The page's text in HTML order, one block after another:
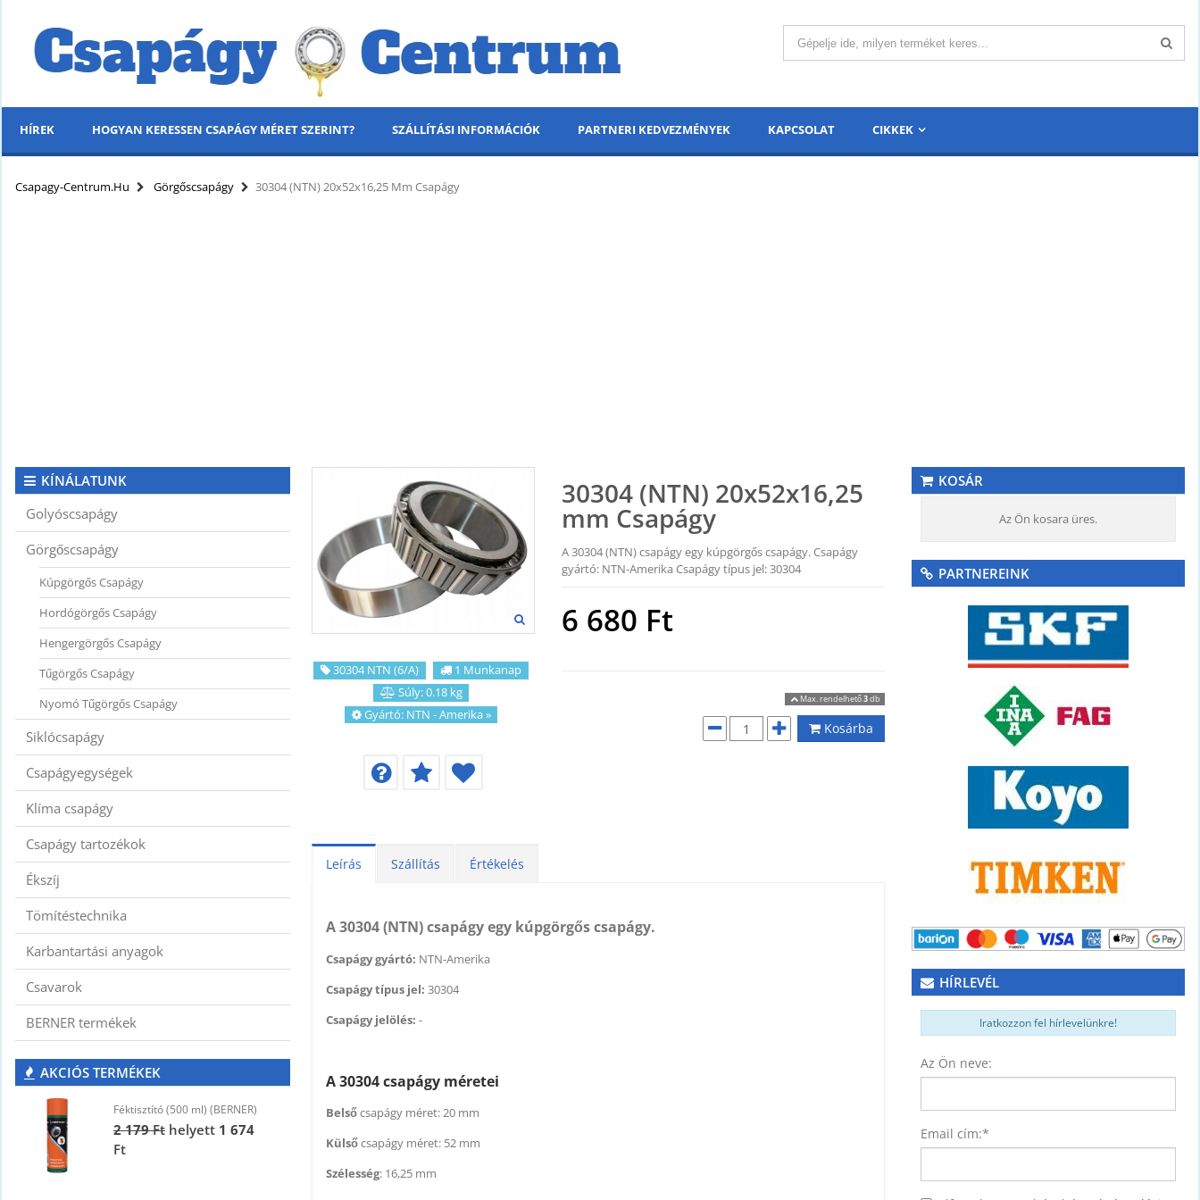
HÍREK HOGYAN KERESSEN CSAPÁGY MÉRET SZERINT? SZÁLLÍTÁSI INFORMÁCIÓK PARTNERI KEDVEZMÉNYEK KAPCSOLAT CIKKEK
MENÜ
Csapagy-Centrum.hu Görgőscsapágy 30304 (NTN) 20x52x16,25 Mm Csapágy
30304 NTN (6/A)
1 Munkanap
Súly: 0.18 kg
Gyártó: NTN - Amerika»
30304 (NTN) 20x52x16,25
mm Csapágy
A 30304 (NTN) csapágy egy kúpgörgős csapágy. Csapágy
gyártó: NTN-Amerika Csapágy típus jel: 30304
6 680 Ft
Max. rendelhető3db
Kosárba
Leírás Szállítás Értékelés
A 30304 (NTN) csapágy egy kúpgörgős csapágy.
Csapágy gyártó: NTN-Amerika
Csapágy típus jel: 30304
Csapágy jelölés: -
A 30304 csapágy méretei
Belsőcsapágy méret: 20 mm
Külsőcsapágy méret: 52 mm
Szélesség: 16,25 mm
KOSÁR
Az Ön kosara üres.
PARTNEREINK
HÍRLEVÉL
Iratkozzon fel hírlevelünkre!
Az Ön neve:
Email cím:*
KÍNÁLATUNK
Golyóscsapágy
Görgőscsapágy
Kúpgörgős Csapágy
Hordógörgős Csapágy
Hengergörgős Csapágy
Tűgörgős Csapágy
Nyomó Tűgörgős Csapágy
Siklócsapágy
Csapágyegységek
Klíma csapágy
Csapágy tartozékok
Ékszíj
Tömítéstechnika
Karbantartási anyagok
Csavarok
BERNER termékek
AKCIÓS TERMÉKEK
Féktisztító (500 ml) (BERNER)
2 179 Ft helyett 1 674
Ft
Féktisztító (500 ml) (BERNER)
Ft